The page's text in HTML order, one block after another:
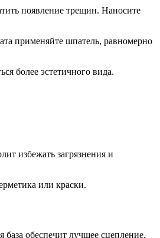
появление трещин. Наносите
применяйте шпатель, равномерно
более эстетичного вида.
избежать загрязнения и
или краски.
база обеспечит лучшее сцепление.